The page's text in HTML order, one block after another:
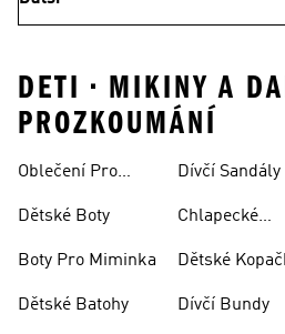
DETI • MIKINY A
PROZKOUMÁNÍ
Oblečení Pro
Dětské Boty
Boty Pro Miminka
Dětské Batohy
Dívčí Sandály
Chlapecké
Dětské
Dívčí Bundy